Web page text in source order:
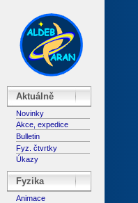
Aktuálně
Novinky
Akce, expedice
Bulletin
Fyz. čtvrtky
Úkazy
Fyzika
Animace